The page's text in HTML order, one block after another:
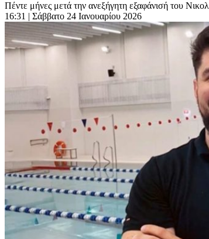
Πέντε μήνες μετά την ανεξήγητη εξαφάνισή του
16:31 | Σάββατο 24 Ιανουαρίου 2026